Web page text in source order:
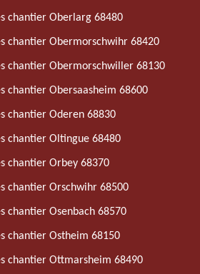
chantier Oberlarg 68480
chantier Obermorschwihr 68420
chantier Obermorschwiller 68130
chantier Obersaasheim 68600
chantier Oderen 68830
chantier Oltingue 68480
chantier Orbey 68370
chantier Orschwihr 68500
chantier Osenbach 68570
chantier Ostheim 68150
chantier Ottmarsheim 68490